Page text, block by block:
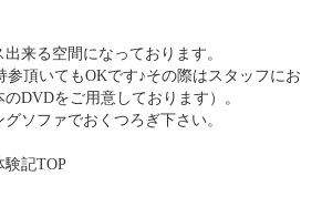
来る空間になっております。
頂いてもOKです♪その際はスタッフにお
DVDをご用意しております）。
ソファでおくつろぎ下さい。
験記TOP